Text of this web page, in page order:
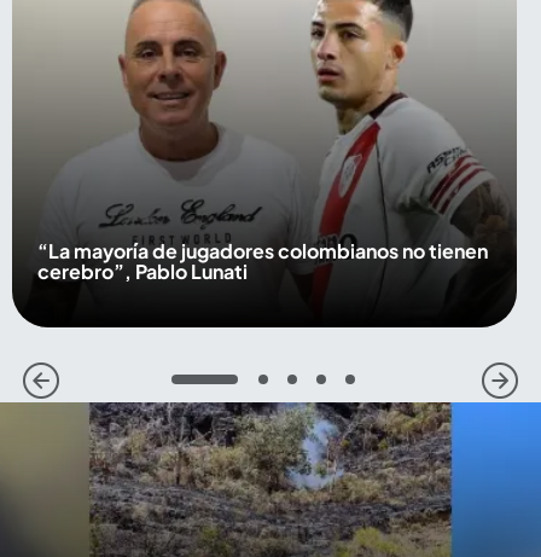
“La mayoría de jugadores colombianos no tienen
cerebro”, Pablo Lunati
1 2 3 4 5